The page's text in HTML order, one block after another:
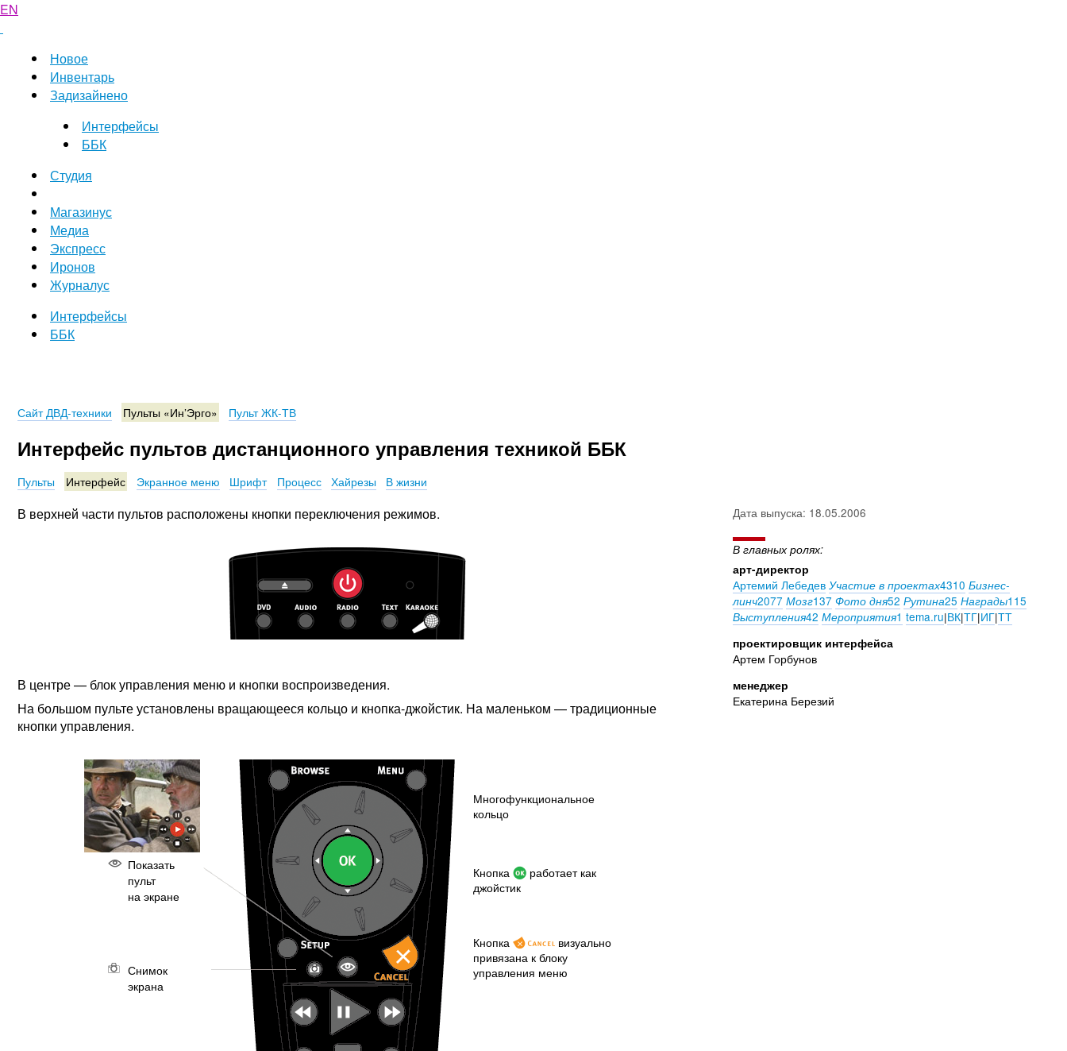
EN
Новое
Инвентарь
Задизайнено
Интерфейсы
ББК
Студия
Магазинус
Медиа
Экспресс
Иронов
Журналус
Интерфейсы
ББК
Сайт ДВД-техники Пульты «Ин’Эрго» Пульт ЖК-ТВ
Интерфейс пультов дистанционного управления техникой ББК
Пульты Интерфейс Экранное меню Шрифт Процесс Хайрезы В жизни
В верхней части пультов расположены кнопки переключения режимов.
В центре — блок управления меню и кнопки воспроизведения.
На большом пульте установлены вращающееся кольцо и кнопка-джойстик. На маленьком — традиционные
кнопки управления.
Снимок
экрана
Показать
пульт
на экране
Многофункциональное
кольцо
Кнопка
работает как
джойстик
Кнопка
визуально
привязана к блоку
управления меню
Дата выпуска: 18.05.2006
В главных ролях:
арт-директор
Артемий Лебедев Участие в проектах4310 Бизнес-
линч2077 Мозг137 Фото дня52 Рутина25 Награды115
Выступления42 Мероприятия1 tema.ru|ВК|ТГ|ИГ|ТТ
проектировщик интерфейса
Артем Горбунов
менеджер
Екатерина Березий